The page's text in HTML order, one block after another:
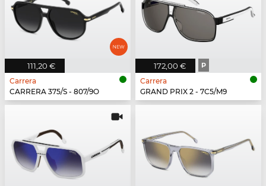
111,20 €
Carrera
CARRERA 375/S - 807/9O
172,00 € P
Carrera
GRAND PRIX 2 - 7C5/M9